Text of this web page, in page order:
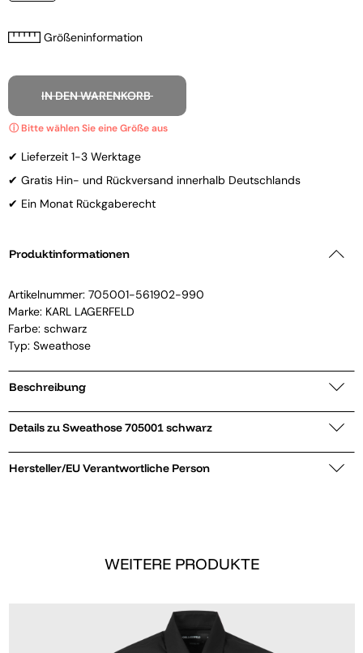
Größeninformation
IN DEN WARENKORB
✔ Lieferzeit 1-3 Werktage
✔ Gratis Hin- und Rückversand innerhalb Deutschlands
✔ Ein Monat Rückgaberecht
Produktinformationen
Artikelnummer: 705001-561902-990
Marke: KARL LAGERFELD
Farbe: schwarz
Typ: Sweathose
Beschreibung
Details zu Sweathose 705001 schwarz
Hersteller/EU Verantwortliche Person
WEITERE PRODUKTE